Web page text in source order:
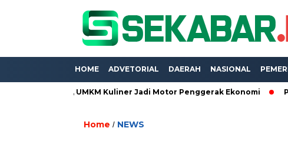
HOME ADVETORIAL DAERAH NASIONAL
2026, UMKM Kuliner Jadi Motor Penggerak Ekonomi Proyek
Home / NEWS